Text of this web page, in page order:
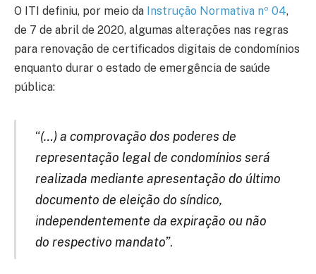
O ITI definiu, por meio da Instrução Normativa nº 04,
de 7 de abril de 2020, algumas alterações nas regras
para renovação de certificados digitais de condomínios
enquanto durar o estado de emergência de saúde
pública:
“(…) a comprovação dos poderes de
representação legal de condomínios será
realizada mediante apresentação do último
documento de eleição do síndico,
independentemente da expiração ou não
do respectivo mandato”.